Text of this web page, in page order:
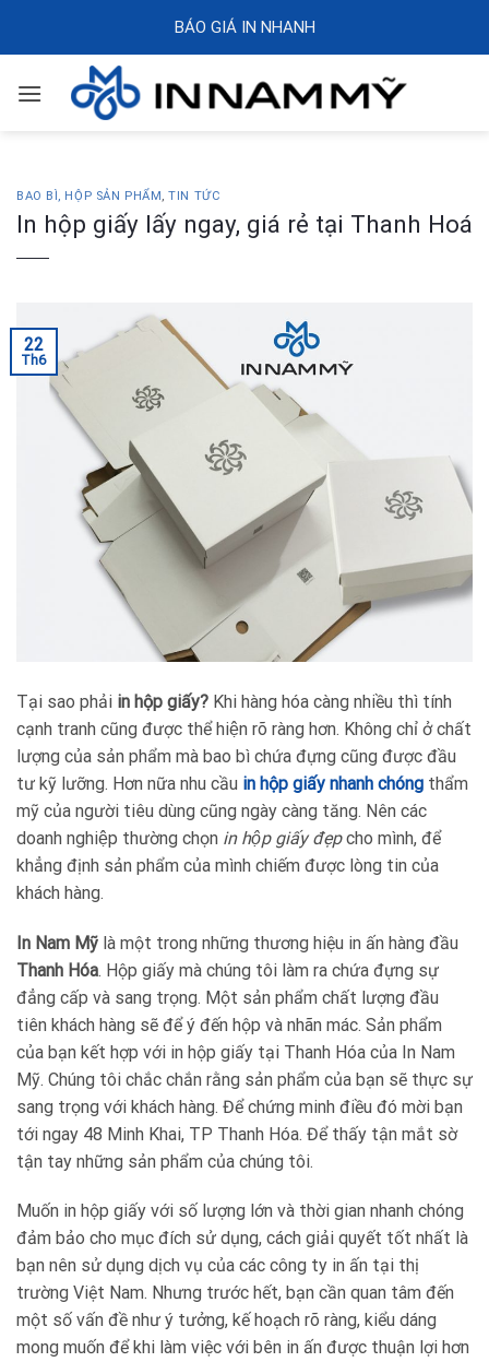
BÁO GIÁ IN NHANH
BAO BÌ, HỘP SẢN PHẨM,TIN TỨC
In hộp giấy lấy ngay, giá rẻ tại Thanh Hoá
22
Th6
Tại sao phải in hộp giấy? Khi hàng hóa càng nhiều thì tính
cạnh tranh cũng được thể hiện rõ ràng hơn. Không chỉ ở chất
lượng của sản phẩm mà bao bì chứa đựng cũng được đầu
tư kỹ lưỡng. Hơn nữa nhu cầu in hộp giấy nhanh chóng thẩm
mỹ của người tiêu dùng cũng ngày càng tăng. Nên các
doanh nghiệp thường chọn in hộp giấy đẹpcho mình, để
khẳng định sản phẩm của mình chiếm được lòng tin của
khách hàng.
In Nam Mỹ là một trong những thương hiệu in ấn hàng đầu
Thanh Hóa. Hộp giấy mà chúng tôi làm ra chứa đựng sự
đẳng cấp và sang trọng. Một sản phẩm chất lượng đầu
tiên khách hàng sẽ để ý đến hộp và nhãn mác. Sản phẩm
của bạn kết hợp với in hộp giấy tại Thanh Hóa của In Nam
Mỹ. Chúng tôi chắc chắn rằng sản phẩm của bạn sẽ thực sự
sang trọng với khách hàng. Để chứng minh điều đó mời bạn
tới ngay 48 Minh Khai, TP Thanh Hóa. Để thấy tận mắt sờ
tận tay những sản phẩm của chúng tôi.
Muốn in hộp giấy với số lượng lớn và thời gian nhanh chóng
đảm bảo cho mục đích sử dụng, cách giải quyết tốt nhất là
bạn nên sử dụng dịch vụ của các công ty in ấn tại thị
trường Việt Nam. Nhưng trước hết, bạn cần quan tâm đến
một số vấn đề như ý tưởng, kế hoạch rõ ràng, kiểu dáng
mong muốn để khi làm việc với bên in ấn được thuận lợi hơn